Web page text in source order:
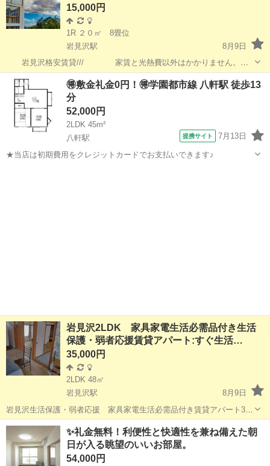
15,000円
1R ２０㎡ 8畳位
岩見沢駅
8月9日
岩見沢格安賃貸/// 家賃と光熱費以外はかかりません。
8・9・12月の入居者募集中！ 初期費用：当月前家賃 ＋ 預り金1か
月 のみ 管理費込家賃：1.8～2.1万円部屋別 ...
北海道 岩見沢市 岩見沢駅 アパート 家賃
🉐敷金礼金0円！🉐学園都市線 八軒駅 徒歩13
分
52,000円
2LDK 45m²
八軒駅
提携サイト 7月13日
★当店は初期費用をクレジットカードでお支払いできます♪
岩見沢2LDK 家具家電生活必需品付き生活
保護・弱者応援賃貸アパート:すぐ生活…
35,000円
2LDK 48㎡
岩見沢駅
8月9日
岩見沢生活保護・弱者応援 家具家電生活必需品付き賃貸アパート3.5
万円:すぐ生活始められます 場所：岩見沢市美園3条7丁目3－9 アパー
ト名：美園ガーデンスクエア（旧名：かつら荘） 部屋番号：
101 ...
北海道 岩見沢市 岩見沢駅 アパート 初期
✨️礼金無料！利便性と快適性を兼ね備えた朝
日が入る眺望のいいお部屋。
54,000円